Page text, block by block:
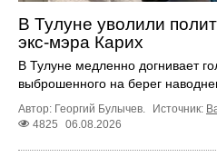
В Тулуне уволили
экс-мэра Карих
В Тулуне медленно догнивает
выброшенного на берег
Автор: Георгий Булычев. Источник:
4825
06.08.2026